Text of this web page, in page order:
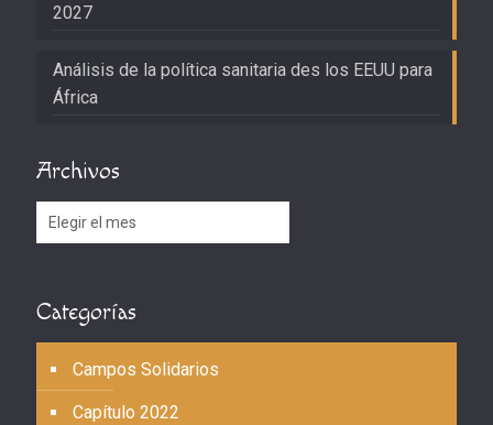
2027
Análisis de la política sanitaria des los EEUU para
África
Archivos
Archivos
Categorías
Campos Solidarios
Capítulo 2022